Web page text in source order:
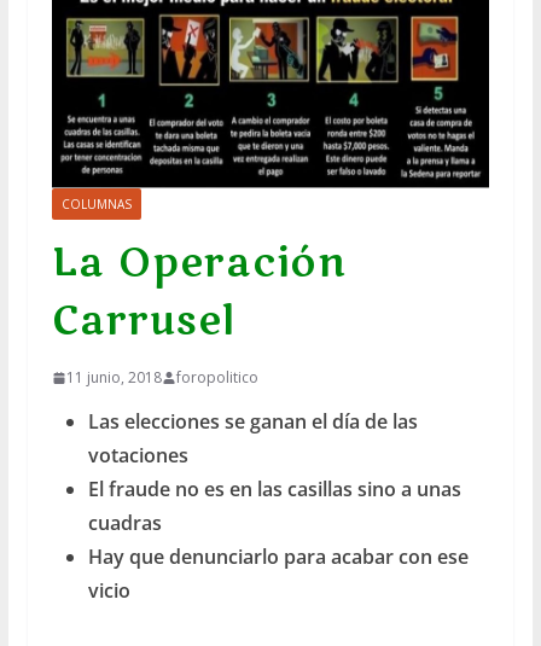
COLUMNAS
La Operación
Carrusel
11 junio, 2018 foropolitico
Las elecciones se ganan el día de las
votaciones
El fraude no es en las casillas sino a unas
cuadras
Hay que denunciarlo para acabar con ese
vicio